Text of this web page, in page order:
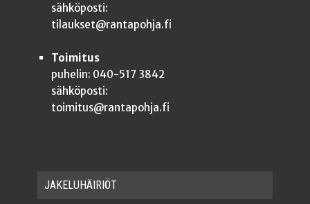
sähköposti:
tilaukset@rantapohja.fi
Toimitus
puhelin: 040-517 3842
sähköposti:
toimitus@rantapohja.fi
JAKE­LU­HÄI­RIÖT